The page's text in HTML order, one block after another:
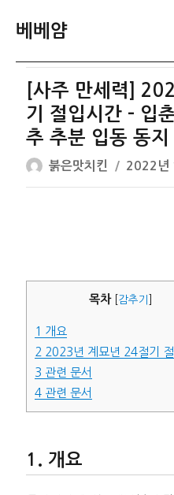
베베얌
[사주 만세력]
기 절입시간 – 입
추 추분 입동 동지
글
쓴
붉은맛치킨
작
성
2022년
목차 감추기
1 개요
2 2023년 계묘년 24절기
3 관련 문서
4관련 문서
개요